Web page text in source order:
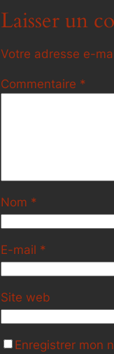
Laisser un
Votre adresse e-
Commentaire *
Nom *
E-mail *
Site web
Enregistrer mon